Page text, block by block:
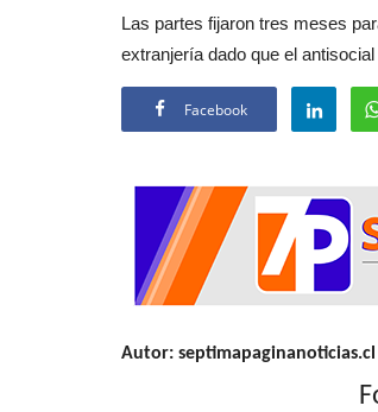
Las partes fijaron tres meses
extranjería dado que el
Facebook
Autor: septimapaginanoticias.cl
Formalizado